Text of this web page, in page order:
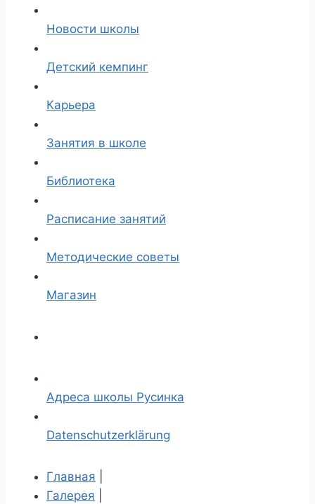
Новости школы
Детский кемпинг
Карьера
Занятия в школе
Библиотека
Расписание занятий
Методические советы
Магазин
Адреса школы Русинка
Datenschutzerklärung
Главная
Галерея